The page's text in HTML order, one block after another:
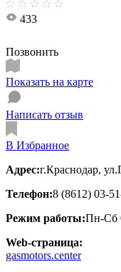
433
Позвонить
Показать на карте
Написать отзыв
В Избранное
Адрес:г.Краснодар,
Телефон:8 (8612) 03-
Режим работы:Пн-Сб
Web-страница:
gasmotors.center